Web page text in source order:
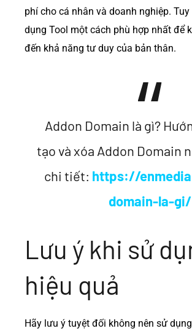
phí cho cá nhân và doanh nghiệp.
dụng Tool một cách phù hợp nhất để
đến khả năng tư duy của bản thân.
Addon Domain là gì?
tạo và xóa Addon Domain
chi tiết: https://
domain-la-gi/
Lưu ý khi sử
hiệu quả
Hãy lưu ý tuyệt đối không nên sử